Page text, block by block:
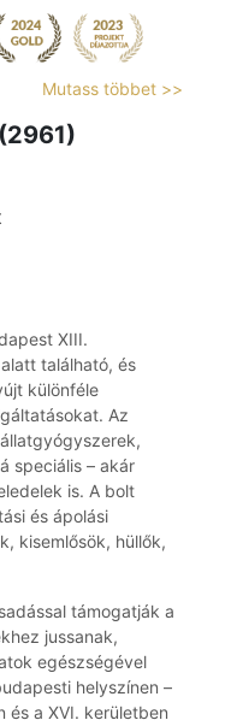
Mutass többet >>
(2961)
XIII.
található, és
különféle
Az
speciális – akár
is. A bolt
és ápolási
kisemlősök, hüllők,
támogatják a
jussanak,
egészségével
helyszínen –
és a XVI. kerületben